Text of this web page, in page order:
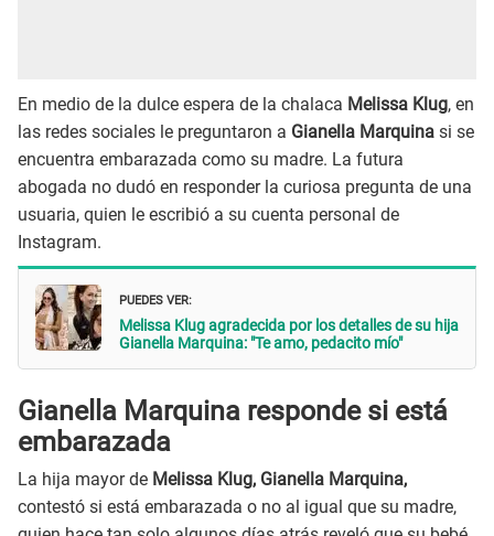
En medio de la dulce espera de la chalaca Melissa Klug, en
las redes sociales le preguntaron a Gianella Marquina si se
encuentra embarazada como su madre. La futura
abogada no dudó en responder la curiosa pregunta de una
usuaria, quien le escribió a su cuenta personal de
Instagram.
PUEDES VER:
Melissa Klug agradecida por los detalles de su hija
Gianella Marquina: "Te amo, pedacito mío"
Gianella Marquina responde si está
embarazada
La hija mayor de Melissa Klug, Gianella Marquina,
contestó si está embarazada o no al igual que su madre,